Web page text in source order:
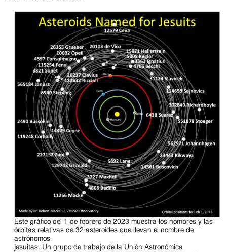
Este gráfico del 1 de febrero de 2023 muestra los nombres y las
órbitas relativas de 32 asteroides que llevan el nombre de
astrónomos
jesuitas. Un grupo de trabajo de la Unión Astronómica